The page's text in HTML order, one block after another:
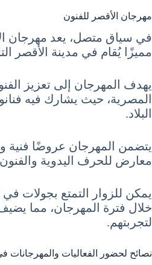
مهرجان الأقصر للفنون
في سياق متصل، يعد مهرجان
مميزًا يُقام في مدينة الأقصر
يهدف المهرجان إلى تعزيز
المصرية، حيث يشارك فيه
البلاد.
يتضمن المهرجان عروضًا فنية
معارض للحرف اليدوية
يمكن للزوار التمتع بجولات في
خلال فترة المهرجان، مما يضيف
لتجربتهم.
نصائح لحضور الفعاليات والمهرجانات